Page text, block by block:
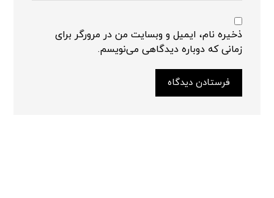
ذخیره نام، ایمیل و وبسایت من در مرورگر برای
زمانی که دوباره دیدگاهی می‌نویسم.
فرستادن دیدگاه